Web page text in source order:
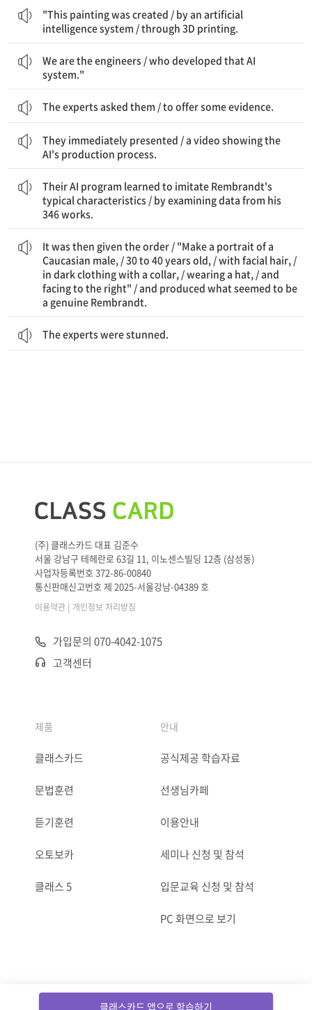
"This painting was created / by an artificial
intelligence system / through 3D printing.
We are the engineers / who developed that AI
system."
The experts asked them / to offer some evidence.
They immediately presented / a video showing the
AI's production process.
Their AI program learned to imitate Rembrandt's
typical characteristics / by examining data from his
346 works.
It was then given the order / "Make a portrait of a
Caucasian male, / 30 to 40 years old, / with facial hair, /
in dark clothing with a collar, / wearing a hat, / and
facing to the right" / and produced what seemed to be
a genuine Rembrandt.
옷을 입은, / 모자를 쓴, / 그리고 오른쪽을 향한" / 그리고 진짜 렘
The experts were stunned.
클래스카드 앱으로 학습하기
(주) 클래스카드 대표 김준수
서울 강남구 테헤란로 63길 11, 이노센스빌딩 12층 (삼성동)
사업자등록번호 372-86-00840
통신판매신고번호 제 2025-서울강남-04389 호
이용약관 | 개인정보 처리방침
가입문의 070-4042-1075
고객센터
제품
클래스카드
문법훈련
듣기훈련
오토보카
클래스 5
안내
공식제공 학습자료
선생님카페
이용안내
세미나 신청 및 참석
입문교육 신청 및 참석
PC 화면으로 보기
ⓒCLASSCARD. All Rights reserved.